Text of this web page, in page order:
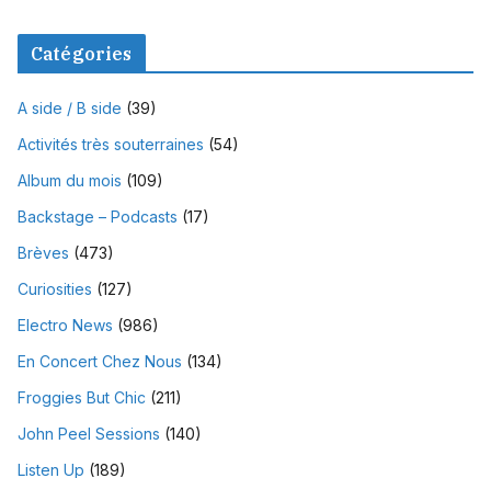
Catégories
A side / B side (39)
Activités très souterraines (54)
Album du mois (109)
Backstage – Podcasts (17)
Brèves (473)
Curiosities (127)
Electro News (986)
En Concert Chez Nous (134)
Froggies But Chic (211)
John Peel Sessions (140)
Listen Up (189)